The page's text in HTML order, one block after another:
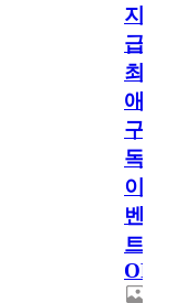
지
급!
최
애
구
독
이
벤
트
OPEN!